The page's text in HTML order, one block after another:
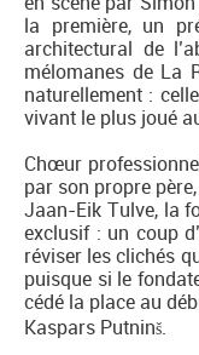
la première, un
architectural de
mélomanes de La
naturellement :
vivant le plus joué
Chœur
par son propre
Jaan-Eik Tulve, la
exclusif : un coup
réviser les clichés
puisque si le
cédé la place au
Kaspars Putninš.